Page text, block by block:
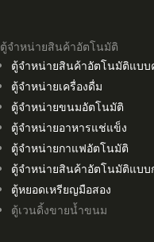
ตู้จำหน่ายสินค้าอัตโนมัติ
ตู้จำหน่ายสินค้าอัตโนมัติแบบ
ตู้จำหน่ายเครื่องดื่ม
ตู้จำหน่ายขนมอัตโนมัติ
ตู้จำหน่ายอาหารแช่แข็ง
ตู้จำหน่ายกาแฟอัตโนมัติ
ตู้จำหน่ายสินค้าอัตโนมัติแบบ
ตู้หยอดเหรียญมือสอง
ตู้เวนดิ้งขายน้ำขนม